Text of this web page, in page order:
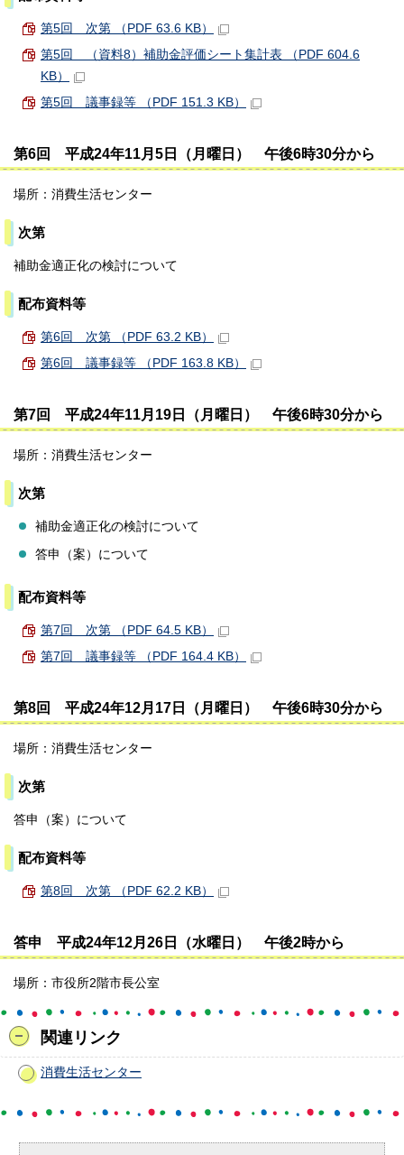
第5回 次第 （PDF 63.6 KB）
第5回 （資料8）補助金評価シート集計表 （PDF 604.6
KB）
第5回 議事録等 （PDF 151.3 KB）
第6回 平成24年11月5日（月曜日） 午後6時30分から
場所：消費生活センター
次第
補助金適正化の検討について
配布資料等
第6回 次第 （PDF 63.2 KB）
第6回 議事録等 （PDF 163.8 KB）
第7回 平成24年11月19日（月曜日） 午後6時30分から
場所：消費生活センター
次第
補助金適正化の検討について
答申（案）について
配布資料等
第7回 次第 （PDF 64.5 KB）
第7回 議事録等 （PDF 164.4 KB）
第8回 平成24年12月17日（月曜日） 午後6時30分から
場所：消費生活センター
次第
答申（案）について
配布資料等
第8回 次第 （PDF 62.2 KB）
答申 平成24年12月26日（水曜日） 午後2時から
場所：市役所2階市長公室
関連リンク
消費生活センター